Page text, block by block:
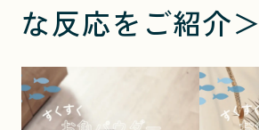
な反応をご紹介＞